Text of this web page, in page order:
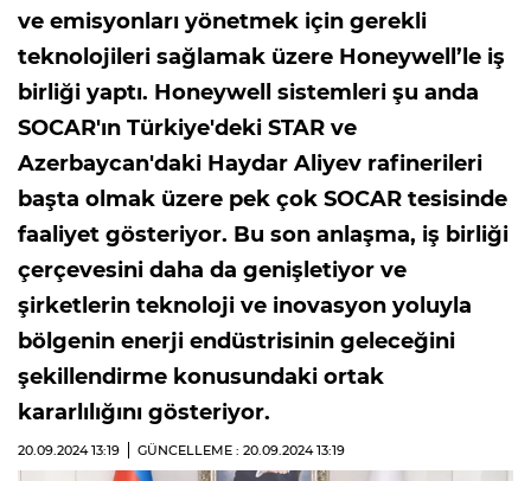
ve emisyonları yönetmek için gerekli
teknolojileri sağlamak üzere Honeywell’le iş
birliği yaptı. Honeywell sistemleri şu anda
SOCAR'ın Türkiye'deki STAR ve
Azerbaycan'daki Haydar Aliyev rafinerileri
başta olmak üzere pek çok SOCAR tesisinde
faaliyet gösteriyor. Bu son anlaşma, iş birliği
çerçevesini daha da genişletiyor ve
şirketlerin teknoloji ve inovasyon yoluyla
bölgenin enerji endüstrisinin geleceğini
şekillendirme konusundaki ortak
kararlılığını gösteriyor.
20.09.202413:19 GÜNCELLEME : 20.09.202413:19